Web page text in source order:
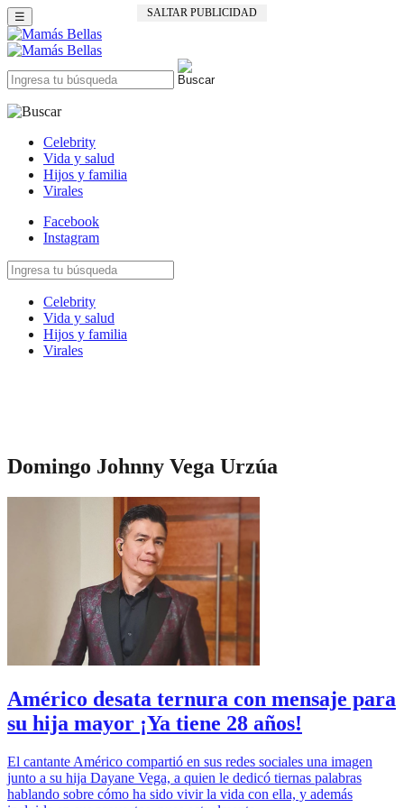
SALTAR PUBLICIDAD
☰
Celebrity
Vida y salud
Hijos y familia
Virales
Facebook
Instagram
Celebrity
Vida y salud
Hijos y familia
Virales
Domingo Johnny Vega Urzúa
Américo desata ternura con mensaje para
su hija mayor ¡Ya tiene 28 años!
El cantante Américo compartió en sus redes sociales una imagen
junto a su hija Dayane Vega, a quien le dedicó tiernas palabras
hablando sobre cómo ha sido vivir la vida con ella, y además